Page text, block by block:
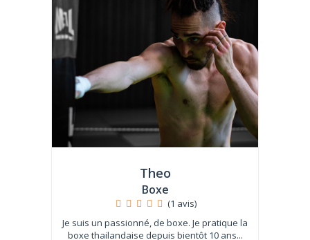
Theo
Boxe
(1 avis)
Je suis un passionné, de boxe. Je pratique la
boxe thailandaise depuis bientôt 10 ans...